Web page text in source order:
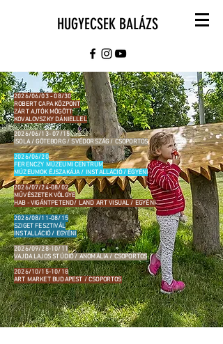
2026/06/03 - 08/30
ROBERT CAPA KÖZPONT
ZÁRT AJTÓK MÖGÖTT
KOVALOVSZKY DÁNIELLEL
2026/06/13- 07/15
ISOLA / GÖTEBORG / SVÉDORSZÁG / CSOPORTOS
2026/06/20
FERENCZY MÚZEUMI CENTRUM
MÚZEUMOK ÉJSZAKÁJA / INSTALLÁCIÓ / EGYÉNI
2026/07/24-08/02
MŰVÉSZETEK VÖLGYE
HAB - VIGÁNTPETEND/ LAND ART VISUAL / EGYÉNI
2026/08/11-08/15
SZIGET FESZTIVÁL
INSTALLÁCIÓ / EGYÉNI
2026/09/28-10/11
VAJDA LAJOS STÚDIÓ / ANOMÁLIA / CSOPORTOS
2026/10/15-10/18
ART MARKET BUDAPEST / CSOPORTOS
HUGYECSEK BALÁZS